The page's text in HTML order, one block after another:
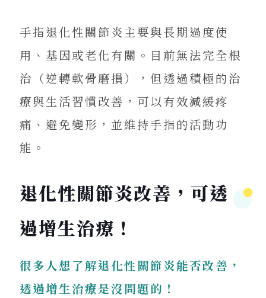
手指退化性關節炎主要與長期過度使
用、基因或老化有關。目前無法完全根
治（逆轉軟骨磨損），但透過積極的治
療與生活習慣改善，可以有效減緩疼
痛、避免變形，並維持手指的活動功
能。
退化性關節炎改善，可透
過增生治療！
很多人想了解退化性關節炎能否改善，
透過增生治療是沒問題的！